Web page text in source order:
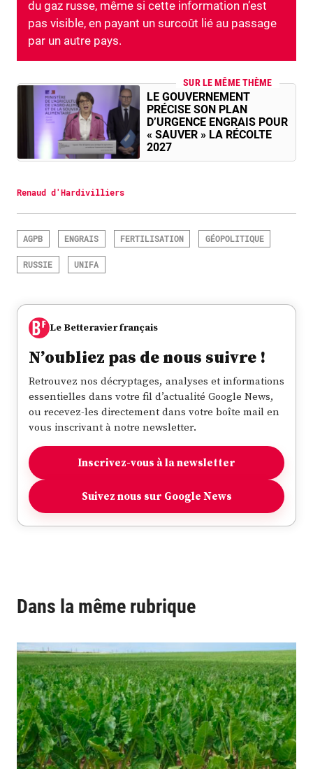
du gaz russe, même si cette information n’est
pas visible, en payant un surcoût lié au passage
par un autre pays.
SUR LE MÊME THÈME
LE GOUVERNEMENT
PRÉCISE SON PLAN
D’URGENCE ENGRAIS POUR
« SAUVER » LA RÉCOLTE
2027
Renaud d'Hardivilliers
AGPB ENGRAIS FERTILISATION GÉOPOLITIQUE
RUSSIE UNIFA
Le Betteravier français
N’oubliez pas de nous suivre !
Retrouvez nos décryptages, analyses et informations
essentielles dans votre fil d’actualité Google News,
ou recevez-les directement dans votre boîte mail en
vous inscrivant à notre newsletter.
Inscrivez-vous à la newsletter
Suivez nous sur Google News
Dans la même rubrique